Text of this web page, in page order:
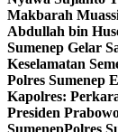
Makbarah
Abdullah bin
Sumenep Gelar
Keselamatan
Polres Sumenep
Kapolres:
Presiden
SumenepPolres